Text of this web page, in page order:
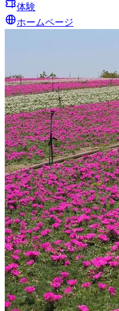
体験
ホームページ